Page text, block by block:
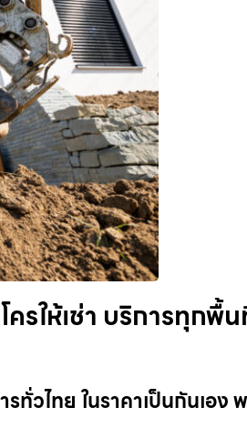
รให้เช่า บริการทุกพื้
ทั่วไทย ในราคาเป็นกันเอง